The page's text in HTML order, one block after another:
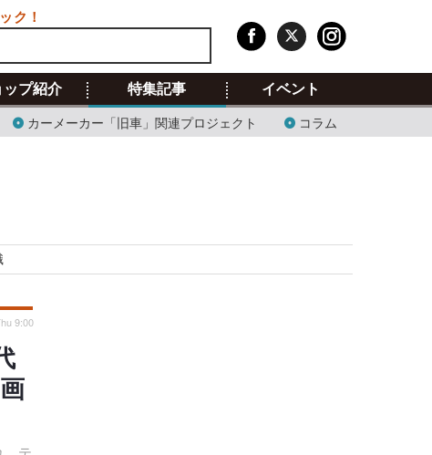
ップ紹介 特集記事
カーメーカー「旧車」関連プロジェクト コラム
イベント
9:00
ク！